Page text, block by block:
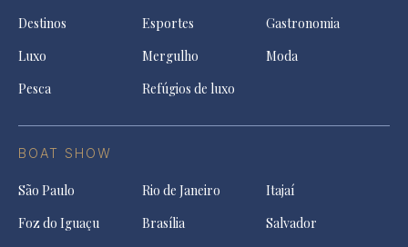
Destinos Esportes
Gastronomia
Luxo
Mergulho
Moda
Pesca
Refúgios de luxo
BOAT SHOW
São Paulo Rio de Janeiro
Itajaí
Foz do Iguaçu
Brasília Salvador